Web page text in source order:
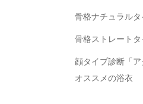
骨格ナチュラルタ
骨格ストレートタ
顔タイプ診断「
オススメの浴衣